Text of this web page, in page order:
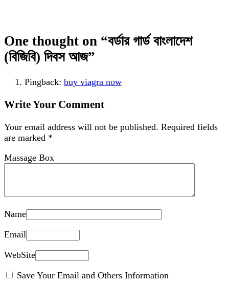
One thought on “বর্ডার গার্ড বাংলাদেশ
(বিজিবি) দিবস আজ”
Pingback: buy viagra now
Write Your Comment
Your email address will not be published. Required fields
are marked *
Massage Box
Name
Email
WebSite
Save Your Email and Others Information